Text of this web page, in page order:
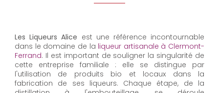
Les Liqueurs Alice est une référence incontournable
dans le domaine de la liqueur artisanale à Clermont-
Ferrand. Il est important de souligner la singularité de
cette entreprise familiale : elle se distingue par
l'utilisation de produits bio et locaux dans la
fabrication de ses liqueurs. Chaque étape, de la